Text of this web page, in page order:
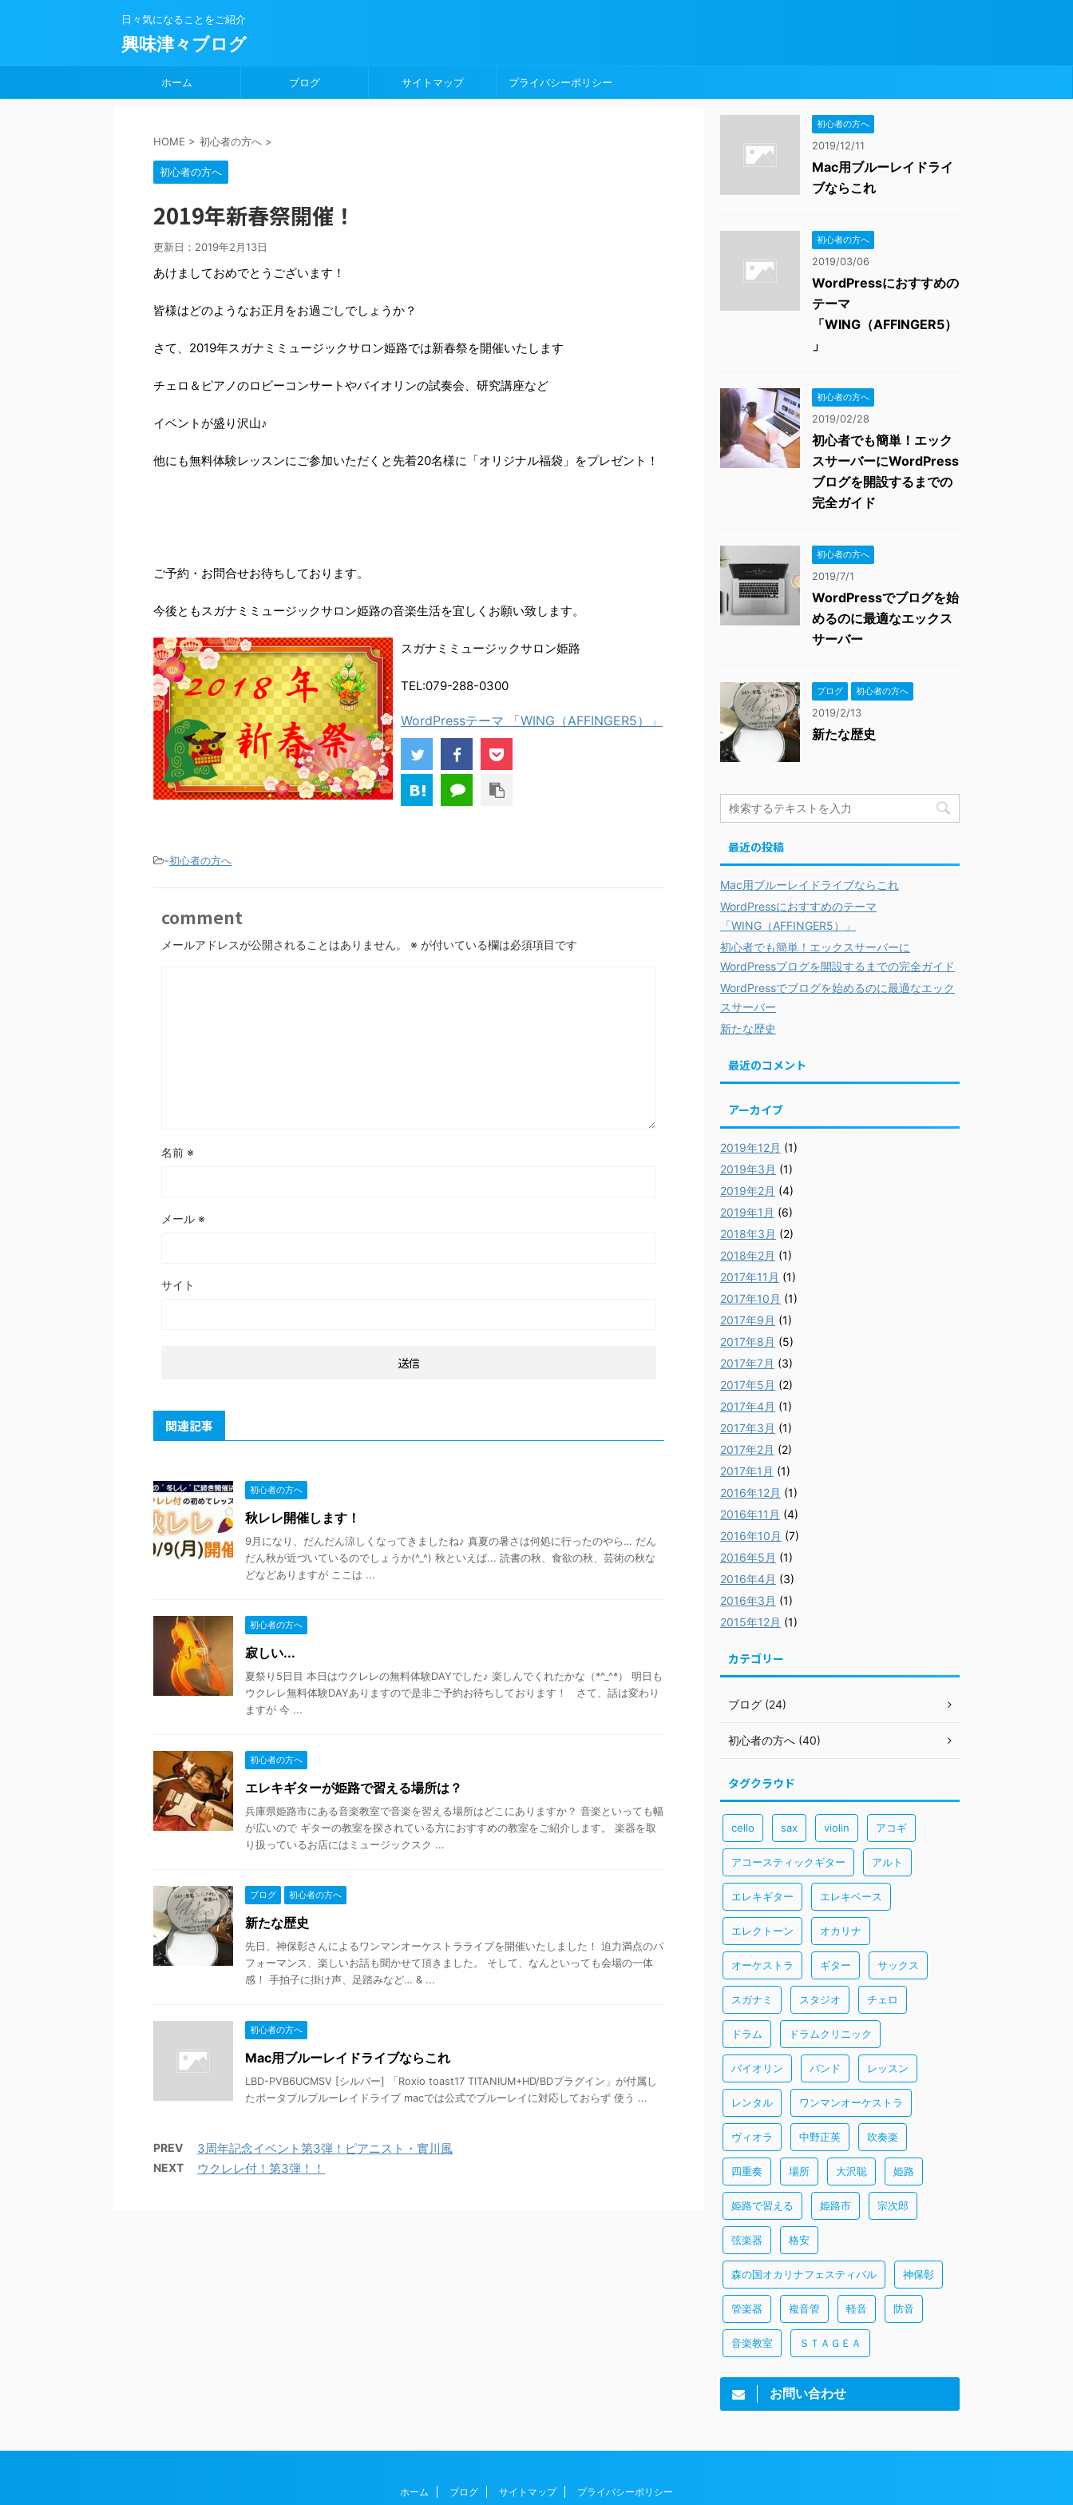
日々気になることをご紹介
興味津々ブログ
ホーム ブログ サイトマップ プライバシーポリシー
HOME > 初心者の方へ >
初心者の方へ
2019年新春祭開催！
更新日： 2019年2月13日
あけましておめでとうございます！
皆様はどのようなお正月をお過ごしでしょうか？
さて、2019年スガナミミュージックサロン姫路では新春祭を開催いたします
チェロ＆ピアノのロビーコンサートやバイオリンの試奏会、研究講座など
イベントが盛り沢山♪
他にも無料体験レッスンにご参加いただくと先着20名様に「オリジナル福袋」をプレゼント！
ご予約・お問合せお待ちしております。
今後ともスガナミミュージックサロン姫路の音楽生活を宜しくお願い致します。
スガナミミュージックサロン姫路
TEL:079-288-0300
WordPressテーマ 「WING（AFFINGER5）」
-初心者の方へ
comment
メールアドレスが公開されることはありません。 ※ が付いている欄は必須項目です
名前 ※
メール ※
サイト
関連記事
初心者の方へ
秋レレ開催します！
9月になり、だんだん涼しくなってきましたね♪ 真夏の暑さは何処に行ったのやら… だん
だん秋が近づいているのでしょうか(^_^) 秋といえば... 読書の秋、食欲の秋、芸術の秋な
どなどありますが ここは ...
初心者の方へ
寂しい...
夏祭り5日目 本日はウクレレの無料体験DAYでした♪ 楽しんでくれたかな（*^_^*） 明日も
ウクレレ無料体験DAYありますので是非ご予約お待ちしております！ さて、話は変わり
ますが 今 ...
初心者の方へ
エレキギターが姫路で習える場所は？
兵庫県姫路市にある音楽教室で音楽を習える場所はどこにありますか？ 音楽といっても幅
が広いので ギターの教室を探されている方におすすめの教室をご紹介します。 楽器を取
り扱っているお店にはミュージックスク ...
ブログ 初心者の方へ
新たな歴史
先日、神保彰さんによるワンマンオーケストラライブを開催いたしました！ 迫力満点のパ
フォーマンス、楽しいお話も聞かせて頂きました。 そして、なんといっても会場の一体
感！ 手拍子に掛け声、足踏みなど… & ...
初心者の方へ
Mac用ブルーレイドライブならこれ
LBD-PVB6UCMSV [シルバー] 「Roxio toast17 TITANIUM+HD/BDプラグイン」が付属し
たポータブルブルーレイドライブ macでは公式でブルーレイに対応しておらず 使う ...
PREV 3周年記念イベント第3弾！ピアニスト・實川風
NEXT ウクレレ付！第3弾！！
初心者の方へ
2019/12/11
Mac用ブルーレイドライ
ブならこれ
初心者の方へ
2019/03/06
WordPressにおすすめの
テーマ
「WING（AFFINGER5）
」
初心者の方へ
2019/02/28
初心者でも簡単！エック
スサーバーにWordPress
ブログを開設するまでの
完全ガイド
初心者の方へ
2019/7/1
WordPressでブログを始
めるのに最適なエックス
サーバー
ブログ 初心者の方へ
2019/2/13
新たな歴史
最近の投稿
Mac用ブルーレイドライブならこれ
WordPressにおすすめのテーマ
「WING（AFFINGER5）」
初心者でも簡単！エックスサーバーに
WordPressブログを開設するまでの完全ガイド
WordPressでブログを始めるのに最適なエック
スサーバー
新たな歴史
最近のコメント
アーカイブ
2019年12月 (1)
2019年3月 (1)
2019年2月 (4)
2019年1月 (6)
2018年3月 (2)
2018年2月 (1)
2017年11月 (1)
2017年10月 (1)
2017年9月 (1)
2017年8月 (5)
2017年7月 (3)
2017年5月 (2)
2017年4月 (1)
2017年3月 (1)
2017年2月 (2)
2017年1月 (1)
2016年12月 (1)
2016年11月 (4)
2016年10月 (7)
2016年5月 (1)
2016年4月 (3)
2016年3月 (1)
2015年12月 (1)
カテゴリー
ブログ (24)
初心者の方へ (40)
タグクラウド
cello sax violin アコギ
アコースティックギター アルト
エレキギター エレキベース
エレクトーン オカリナ
オーケストラ ギター サックス
スガナミ スタジオ チェロ
ドラム ドラムクリニック
バイオリン バンド レッスン
レンタル ワンマンオーケストラ
ヴィオラ 中野正英 吹奏楽
四重奏 場所 大沢聡 姫路
姫路で習える 姫路市 宗次郎
弦楽器 格安
森の国オカリナフェスティバル 神保彰
管楽器 複音管 軽音 防音
音楽教室 ＳＴＡＧＥＡ
お問い合わせ
ホーム ブログ サイトマップ プライバシーポリシー